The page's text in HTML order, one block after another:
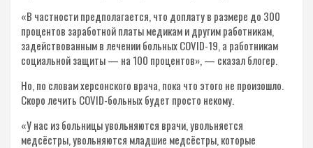
«В частности предполагается, что доплату в размере до 300
процентов заработной платы медикам и другим работникам,
задействованным в лечении больных COVID-19, а работникам
социальной защиты — на 100 процентов», — сказал блогер.
Но, по словам херсонского врача, пока что этого не произошло.
Скоро лечить COVID-больных будет просто некому.
«У нас из больницы увольняются врачи, увольняется
медсёстры, увольняются младшие медсёстры, которые